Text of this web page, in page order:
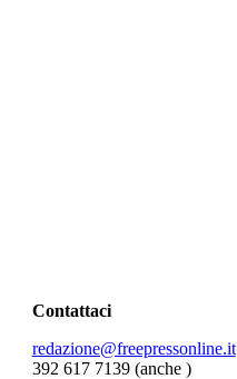
Contattaci
redazione@freepressonline.it
392 617 7139 (anche )